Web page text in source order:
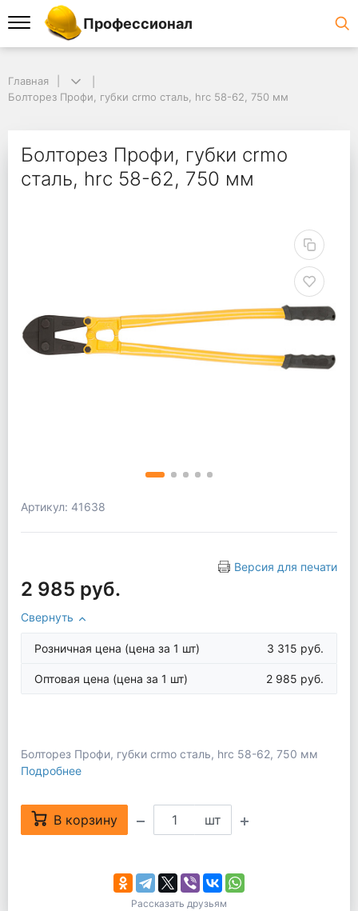
Профессионал
Главная
Болторез Профи, губки crmo сталь, hrc 58-62, 750 мм
Болторез Профи, губки crmo
сталь, hrc 58-62, 750 мм
Артикул: 41638
Версия для печати
2 985 руб.
Свернуть
Розничная цена (цена за 1 шт) 3 315 руб.
Оптовая цена (цена за 1 шт) 2 985 руб.
Болторез Профи, губки crmo сталь, hrc 58-62, 750 мм
Подробнее
В корзину шт
Рассказать друзьям